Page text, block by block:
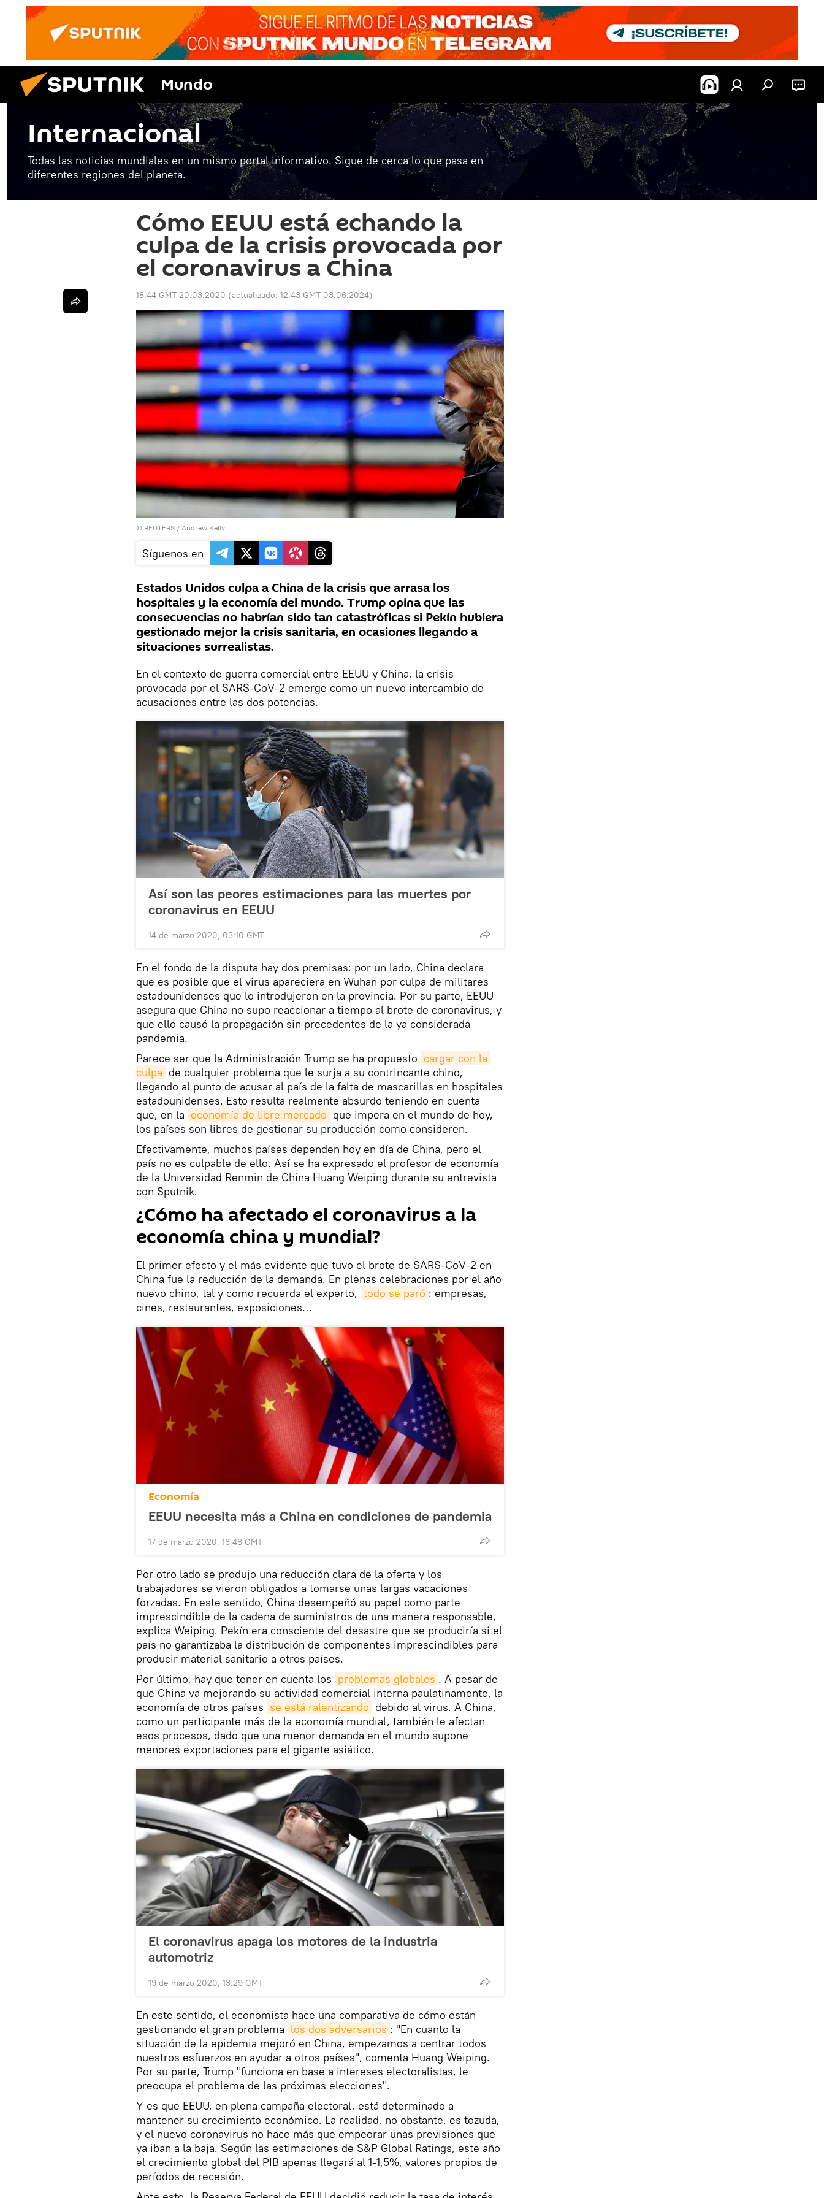
Mundo
Internacional
Todas las noticias mundiales en un mismo portal informativo. Sigue de cerca lo que pasa en
diferentes regiones del planeta.
Cómo EEUU está echando la
culpa de la crisis provocada por
el coronavirus a China
18:44 GMT 20.03.2020 (actualizado: 12:43 GMT 03.06.2024)
© REUTERS / Andrew Kelly
Síguenos en
Estados Unidos culpa a China de la crisis que arrasa los
hospitales y la economía del mundo. Trump opina que las
consecuencias no habrían sido tan catastróficas si Pekín hubiera
gestionado mejor la crisis sanitaria, en ocasiones llegando a
situaciones surrealistas.
En el contexto de guerra comercial entre EEUU y China, la crisis
provocada por el SARS-CoV-2 emerge como un nuevo intercambio de
acusaciones entre las dos potencias.
Así son las peores estimaciones para las muertes por
coronavirus en EEUU
14 de marzo 2020, 03:10 GMT
En el fondo de la disputa hay dos premisas: por un lado, China declara
que es posible que el virus apareciera en Wuhan por culpa de militares
estadounidenses que lo introdujeron en la provincia. Por su parte, EEUU
asegura que China no supo reaccionar a tiempo al brote de coronavirus, y
que ello causó la propagación sin precedentes de la ya considerada
pandemia.
Parece ser que la Administración Trump se ha propuesto cargar con la
culpa de cualquier problema que le surja a su contrincante chino,
llegando al punto de acusar al país de la falta de mascarillas en hospitales
estadounidenses. Esto resulta realmente absurdo teniendo en cuenta
que, en la economía de libre mercado que impera en el mundo de hoy,
los países son libres de gestionar su producción como consideren.
Efectivamente, muchos países dependen hoy en día de China, pero el
país no es culpable de ello. Así se ha expresado el profesor de economía
de la Universidad Renmin de China Huang Weiping durante su entrevista
con Sputnik.
¿Cómo ha afectado el coronavirus a la
economía china y mundial?
El primer efecto y el más evidente que tuvo el brote de SARS-CoV-2 en
China fue la reducción de la demanda. En plenas celebraciones por el año
nuevo chino, tal y como recuerda el experto, todo se paró : empresas,
cines, restaurantes, exposiciones…
Economía
EEUU necesita más a China en condiciones de pandemia
17 de marzo 2020, 16:48 GMT
Por otro lado se produjo una reducción clara de la oferta y los
trabajadores se vieron obligados a tomarse unas largas vacaciones
forzadas. En este sentido, China desempeñó su papel como parte
imprescindible de la cadena de suministros de una manera responsable,
explica Weiping. Pekín era consciente del desastre que se produciría si el
país no garantizaba la distribución de componentes imprescindibles para
producir material sanitario a otros países.
Por último, hay que tener en cuenta los problemas globales . A pesar de
que China va mejorando su actividad comercial interna paulatinamente, la
economía de otros países se está ralentizando debido al virus. A China,
como un participante más de la economía mundial, también le afectan
esos procesos, dado que una menor demanda en el mundo supone
menores exportaciones para el gigante asiático.
El coronavirus apaga los motores de la industria
automotriz
19 de marzo 2020, 13:29 GMT
En este sentido, el economista hace una comparativa de cómo están
gestionando el gran problema los dos adversarios : "En cuanto la
situación de la epidemia mejoró en China, empezamos a centrar todos
nuestros esfuerzos en ayudar a otros países", comenta Huang Weiping.
Por su parte, Trump "funciona en base a intereses electoralistas, le
preocupa el problema de las próximas elecciones".
Y es que EEUU, en plena campaña electoral, está determinado a
mantener su crecimiento económico. La realidad, no obstante, es tozuda,
y el nuevo coronavirus no hace más que empeorar unas previsiones que
ya iban a la baja. Según las estimaciones de S&P Global Ratings, este año
el crecimiento global del PIB apenas llegará al 1-1,5%, valores propios de
períodos de recesión.